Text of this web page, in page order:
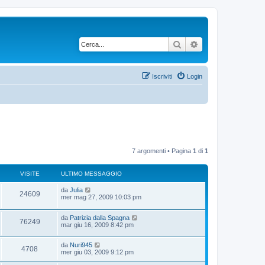
Cerca
Login
Iscriviti
7 argomenti • Pagina 1 di 1
VISITE ULTIMO MESSAGGIO
24609V
i
s
i
U
l
i
m
o
e
s
s
a
da Julia
mer mag 27, 2009 10:03 pm
76249V
i
U
l
i
m
o
m
da Patrizia dalla Spagna
mar giu 16, 2009 8:42 pm
4708
U
l
da Nuri945
mer giu 03, 2009 9:12 pm